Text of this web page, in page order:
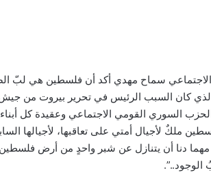
سماح مهدي أكد أن فلسطين هي لبّ
كان السبب الرئيس في تحرير بيروت من جيش
السوري القومي الاجتماعي وعقيدة كل أبناء
ملكٌ لأجيال أمتي على تعاقبها، لأجيالها
مهما دنا أن يتنازل عن شبر واحدٍ من أرض